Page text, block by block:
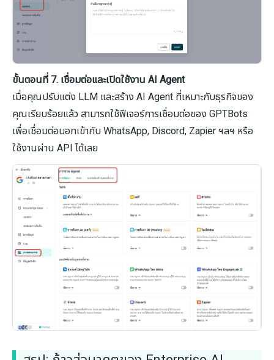
ขั้นตอนที่ 7. เชื่อมต่อและเปิดใช้งาน AI Agent
เมื่อคุณปรับแต่ง LLM และสร้าง AI Agent ที่เหมาะกับธุรกิจของ
คุณเรียบร้อยแล้ว สามารถใช้ฟีเจอร์การเชื่อมต่อของ GPTBots
เพื่อเชื่อมต่อบอทเข้ากับ WhatsApp, Discord, Zapier ฯลฯ หรือ
ใช้งานผ่าน API ได้เลย